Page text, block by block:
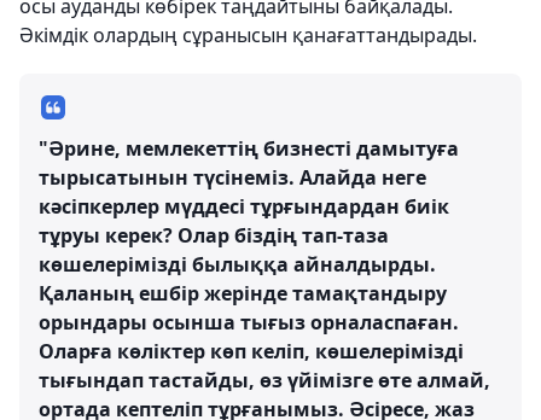
осы ауданды көбірек таңдайтыны байқалады.
Әкімдік олардың сұранысын қанағаттандырады.
"Әрине, мемлекеттің бизнесті дамытуға
тырысатынын түсінеміз. Алайда неге
кәсіпкерлер мүддесі тұрғындардан биік
тұруы керек? Олар біздің тап-таза
көшелерімізді былыққа айналдырды.
Қаланың ешбір жерінде тамақтандыру
орындары осынша тығыз орналаспаған.
Оларға көліктер көп келіп, көшелерімізді
тығындап тастайды, өз үйімізге өте алмай,
ортада кептеліп тұрғанымыз. Әсіресе, жаз